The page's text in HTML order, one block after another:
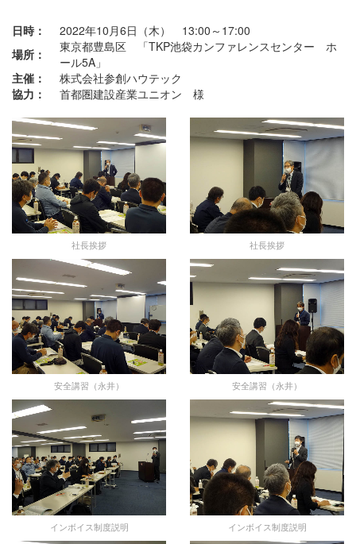
日時：
2022年10月6日（木） 13:00～17:00
場所：
東京都豊島区 「TKP池袋カンファレンスセンター ホ
ール5A」
主催：
株式会社参創ハウテック
協力：
首都圏建設産業ユニオン 様
社長挨拶 社長挨拶
安全講習（永井） 安全講習（永井）
インボイス制度説明 インボイス制度説明